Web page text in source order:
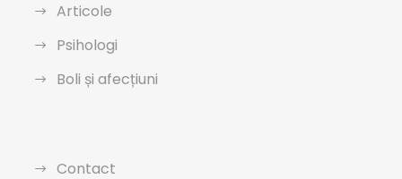
Articole
Psihologi
Boli și afecțiuni
Contact